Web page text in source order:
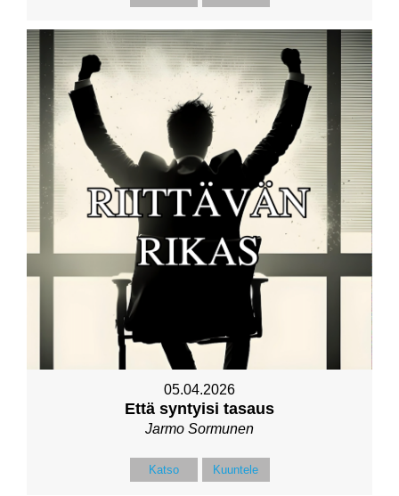
05.04.2026
Että syntyisi tasaus
Jarmo Sormunen
Katso Kuuntele